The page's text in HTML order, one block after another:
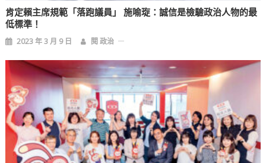
肯定賴主席規範「落跑議員」 施喻琁：誠信是檢驗政治人物的最
低標準！
2023 年 3 月 9 日 閱 政治